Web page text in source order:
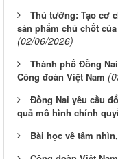
Thủ tướng: Tạo cơ
sản phẩm chủ chốt
(02/06/2026)
Thành phố Đồng
Công đoàn Việt Nam
Đồng Nai yêu cầu
quả mô hình chính
Bài học về tầm